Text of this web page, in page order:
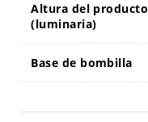
Altura del producto
(luminaria)
Base de bombilla